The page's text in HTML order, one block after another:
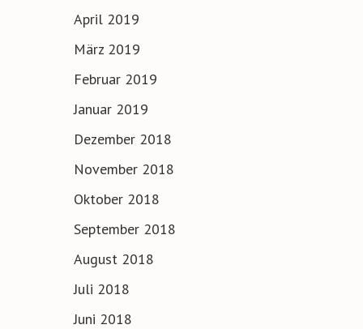
April 2019
März 2019
Februar 2019
Januar 2019
Dezember 2018
November 2018
Oktober 2018
September 2018
August 2018
Juli 2018
Juni 2018